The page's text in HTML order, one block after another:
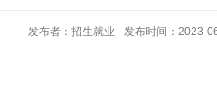
发布者：招生就业 发布时间：2023-